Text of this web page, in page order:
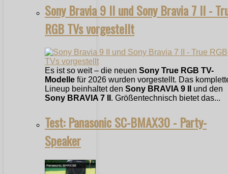
Sony Bravia 9 II und Sony Bravia 7 II -
RGB TVs vorgestellt
Es ist so weit – die neuen Sony True RGB TV-
Modelle für 2026 wurden vorgestellt. Das
Lineup beinhaltet den Sony BRAVIA 9 II
und den
Sony BRAVIA 7 II . Größentechnisch bietet das...
Test: Panasonic SC-BMAX30 - Party-
Speaker